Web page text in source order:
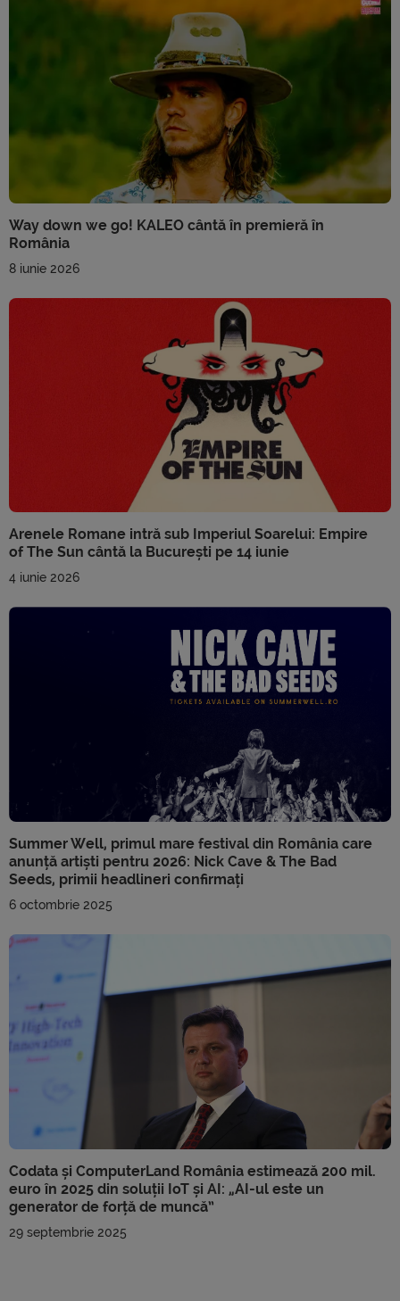
Way down we go! KALEO cântă în premieră în
România
8 iunie 2026
Arenele Romane intră sub Imperiul Soarelui: Empire
of The Sun cântă la București pe 14 iunie
4 iunie 2026
Summer Well, primul mare festival din România care
anunță artiști pentru 2026: Nick Cave & The Bad
Seeds, primii headlineri confirmați
6 octombrie 2025
Codata și ComputerLand România estimează 200 mil.
euro în 2025 din soluții IoT și AI: „AI-ul este un
generator de forță de muncă”
29 septembrie 2025